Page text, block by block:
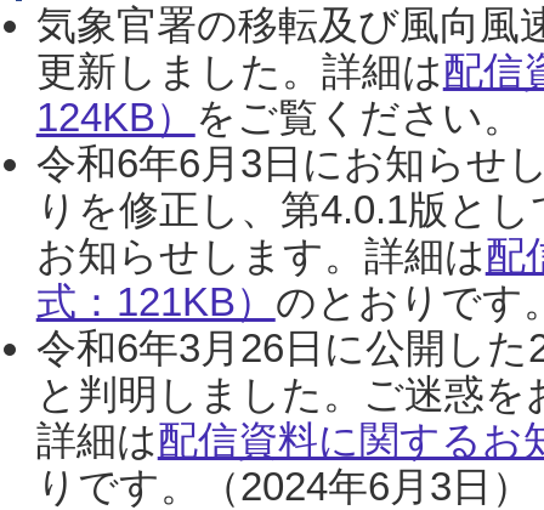
気象官署の移転及び風向風
更新しました。詳細は配信
124KB） をご覧ください。
令和6年6月3日にお知らせ
りを修正し、第4.0.1版と
お知らせします。詳細は配
式：121KB） のとおりです
令和6年3月26日に公開し
と判明しました。ご迷惑
詳細は配信資料に関するお
りです。（2024年6月3日）